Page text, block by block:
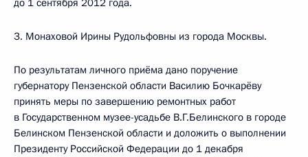
до 1 сентября 2012 года.
3. Монаховой Ирины Рудольфовны из города Москвы.
По результатам личного приёма дано поручение
губернатору Пензенской области Василию Бочкарёву
принять меры по завершению ремонтных работ
в Государственном музее-усадьбе В.Г.Белинского в городе
Белинском Пензенской области и доложить о выполнении
Президенту Российской Федерации до 1 декабря